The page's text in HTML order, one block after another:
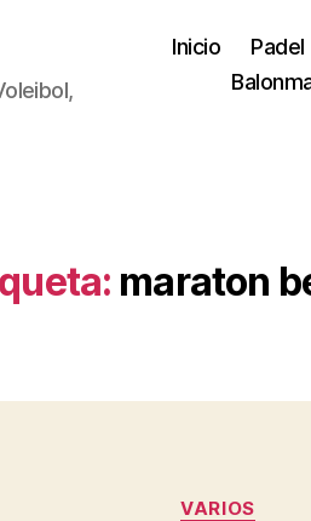
Inicio Padel
maraton
Categorías
VARIOS